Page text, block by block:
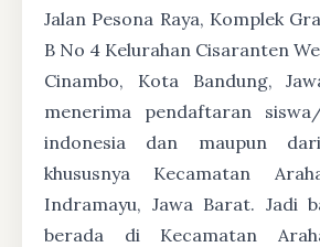
Jalan Pesona Raya, Komplek
B No 4 Kelurahan Cisaranten
Cinambo, Kota Bandung,
menerima pendaftaran
indonesia dan maupun
khususnya Kecamatan
Indramayu, Jawa Barat. Jadi
berada di Kecamatan